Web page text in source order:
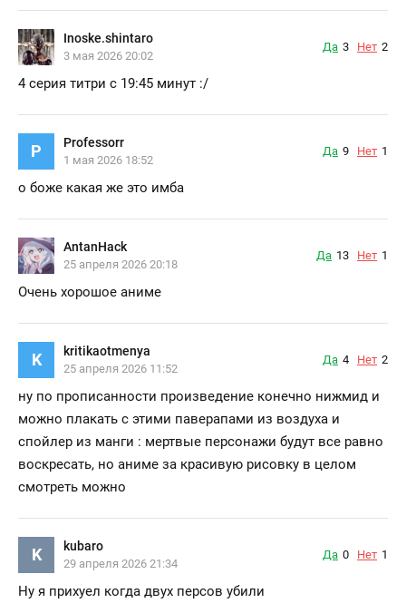
Inoske.shintaro
3 мая 2026 20:02
Да 3 Нет 2
4 серия титри с 19:45 минут :/
P Professorr
1 мая 2026 18:52
Да 9 Нет 1
о боже какая же это имба
AntanHack
25 апреля 2026 20:18
Да 13 Нет 1
Очень хорошое аниме
K kritikaotmenya
25 апреля 2026 11:52
Да 4 Нет 2
ну по прописанности произведение конечно нижмид и
можно плакать с этими паверапами из воздуха и
спойлер из манги : мертвые персонажи будут все равно
воскресать, но аниме за красивую рисовку в целом
смотреть можно
K kubaro
29 апреля 2026 21:34
Да 0 Нет 1
Ну я прихуел когда двух персов убили